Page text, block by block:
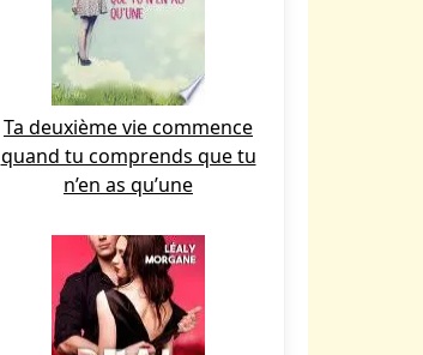
Ta deuxième vie commence
quand tu comprends que tu
n’en as qu’une